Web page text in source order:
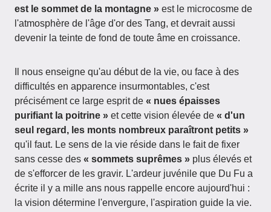
est le sommet de la montagne » est le microcosme de
l'atmosphère de l'âge d'or des Tang, et devrait aussi
devenir la teinte de fond de toute âme en croissance.
Il nous enseigne qu'au début de la vie, ou face à des
difficultés en apparence insurmontables, c'est
précisément ce large esprit de « nues épaisses
purifiant la poitrine » et cette vision élevée de « d'un
seul regard, les monts nombreux paraîtront petits »
qu'il faut. Le sens de la vie réside dans le fait de fixer
sans cesse des « sommets suprêmes » plus élevés et
de s'efforcer de les gravir. L'ardeur juvénile que Du Fu a
écrite il y a mille ans nous rappelle encore aujourd'hui :
la vision détermine l'envergure, l'aspiration guide la vie.